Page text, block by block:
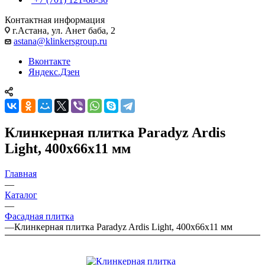
Контактная информация
г.Астана, ул. Анет баба, 2
astana@klinkersgroup.ru
Вконтакте
Яндекс.Дзен
Клинкерная плитка Paradyz Ardis
Light, 400х66х11 мм
Главная
—
Каталог
—
Фасадная плитка
—Клинкерная плитка Paradyz Ardis Light, 400х66х11 мм